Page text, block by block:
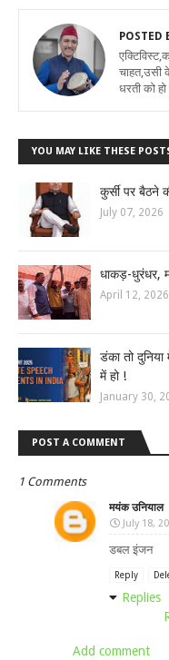
POSTED
चाहत,उसी
धरती को
YOU MAY LIKE THESE
कुर्सी पर बैठने
July 07, 2026
धाकड़-धुरंधर,
April 12, 2026
डंका तो
में हो !
January 30,
POST A COMMENT
1 Comments
मयंक उनियाल
July 18,
डबल इंजन
Reply
Replies
Add comment